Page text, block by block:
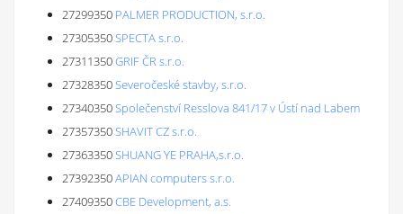
27299350 PALMER PRODUCTION, s.r.o.
27305350SPECTA s.r.o.
27311350GRIF ČR s.r.o.
27328350Severočeské stavby, s.r.o.
27340350Společenství Resslova 841/17 v Ústí nad Labem
27357350SHAVIT CZ s.r.o.
27363350SHUANG YE PRAHA,s.r.o.
27392350APIAN computers s.r.o.
27409350CBE Development, a.s.